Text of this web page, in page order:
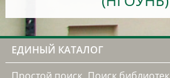
ЕДИНЫЙ КАТАЛОГ